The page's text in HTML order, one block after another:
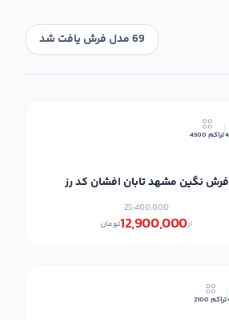
69 مدل فرش یافت شد
تراکم 4500
فرش نگین مشهد تابان افشان کد رز
25,400,000
از12,900,000تومان
تراکم 2100